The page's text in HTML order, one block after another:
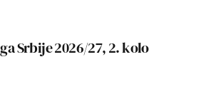
Srbije 2026/27, 2. kolo